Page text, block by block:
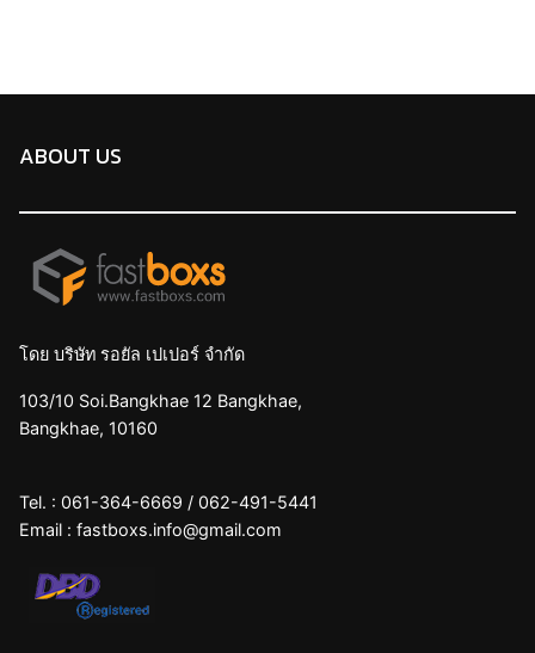
ABOUT US
โดย บริษัท รอยัล เปเปอร์ จำกัด
103/10 Soi.Bangkhae 12 Bangkhae,
Bangkhae, 10160
Tel. : 061-364-6669 / 062-491-5441
Email : fastboxs.info@gmail.com